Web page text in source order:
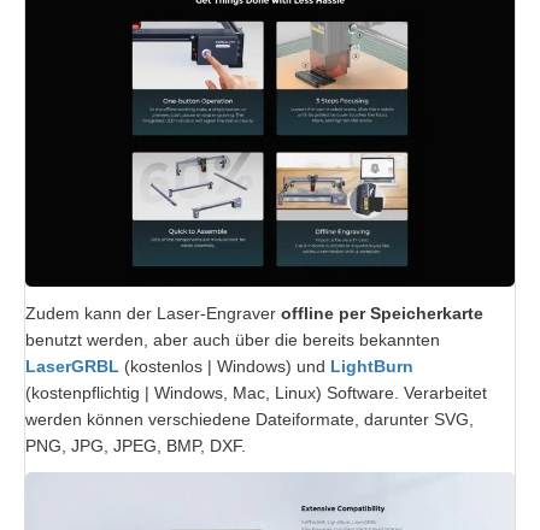
Zudem kann der Laser-Engraver offline per Speicherkarte
benutzt werden, aber auch über die bereits bekannten
LaserGRBL (kostenlos | Windows) und LightBurn
(kostenpflichtig | Windows, Mac, Linux) Software. Verarbeitet
werden können verschiedene Dateiformate, darunter SVG,
PNG, JPG, JPEG, BMP, DXF.